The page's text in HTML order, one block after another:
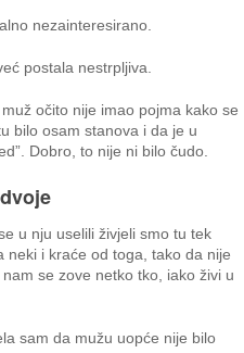
nezainteresirano.
postala nestrpljiva.
očito nije imao pojma kako se
bilo osam stanova i da je u
Dobro, to nije ni bilo čudo.
u nju uselili živjeli smo tu tek
neki i kraće od toga, tako da nije
se zove netko tko, iako živi u
sam da mužu uopće nije bilo